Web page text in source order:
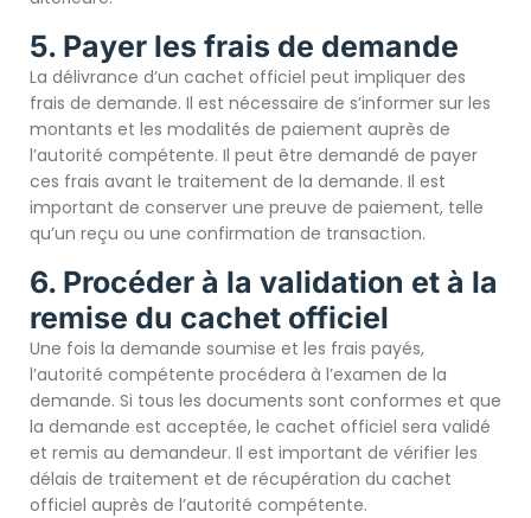
5. Payer les frais de demande
La délivrance d’un cachet officiel peut impliquer des
frais de demande. Il est nécessaire de s’informer sur les
montants et les modalités de paiement auprès de
l’autorité compétente. Il peut être demandé de payer
ces frais avant le traitement de la demande. Il est
important de conserver une preuve de paiement, telle
qu’un reçu ou une confirmation de transaction.
6. Procéder à la validation et à la
remise du cachet officiel
Une fois la demande soumise et les frais payés,
l’autorité compétente procédera à l’examen de la
demande. Si tous les documents sont conformes et que
la demande est acceptée, le cachet officiel sera validé
et remis au demandeur. Il est important de vérifier les
délais de traitement et de récupération du cachet
officiel auprès de l’autorité compétente.